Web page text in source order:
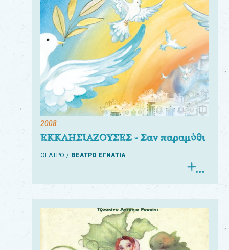
2008
ΕΚΚΛΗΣΙΑΖΟΥΣΕΣ - Σαν παραμύθι
ΘΕΑΤΡΟ ΘΕΑΤΡΟ ΕΓΝΑΤΙΑ